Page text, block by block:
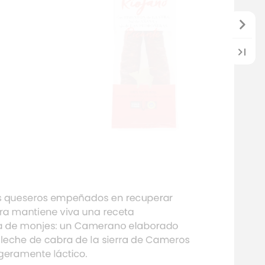
mantienevivaunareceta
demonjes: unCameranoelaborado
leche de cabra delasierra de Cameros
láctico.